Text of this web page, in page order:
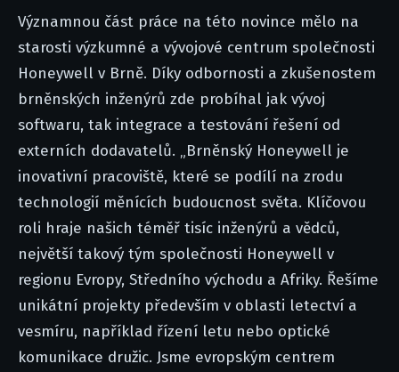
Významnou část práce na této novince mělo na
starosti výzkumné a vývojové centrum společnosti
Honeywell v Brně. Díky odbornosti a zkušenostem
brněnských inženýrů zde probíhal jak vývoj
softwaru, tak integrace a testování řešení od
externích dodavatelů. „Brněnský Honeywell je
inovativní pracoviště, které se podílí na zrodu
technologií měnících budoucnost světa. Klíčovou
roli hraje našich téměř tisíc inženýrů a vědců,
největší takový tým společnosti Honeywell v
regionu Evropy, Středního východu a Afriky. Řešíme
unikátní projekty především v oblasti letectví a
vesmíru, například řízení letu nebo optické
komunikace družic. Jsme evropským centrem